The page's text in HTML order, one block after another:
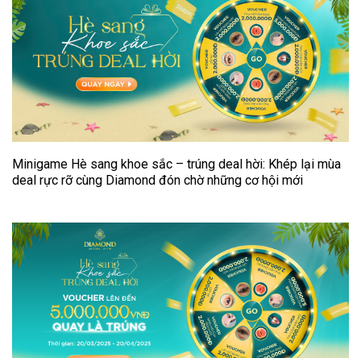
Minigame Hè sang khoe sắc – trúng deal hời: Khép lại mùa
deal rực rỡ cùng Diamond đón chờ những cơ hội mới